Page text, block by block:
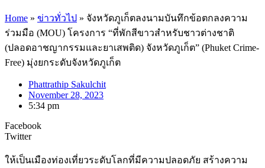
Home » ข่าวทั่วไป » จังหวัดภูเก็ตลงนามบันทึกข้อตกลงความ
ร่วมมือ (MOU) โครงการ “ที่พักสีขาวสำหรับชาวต่างชาติ
(ปลอดอาชญากรรมและยาเสพติด) จังหวัดภูเก็ต” (Phuket Crime-
Free) มุ่งยกระดับจังหวัดภูเก็ต
Phattrathip Sakulchit
November 28, 2023
5:34 pm
Facebook
Twitter
ให้เป็นเมืองท่องเที่ยวระดับโลกที่มีความปลอดภัย สร้างความ